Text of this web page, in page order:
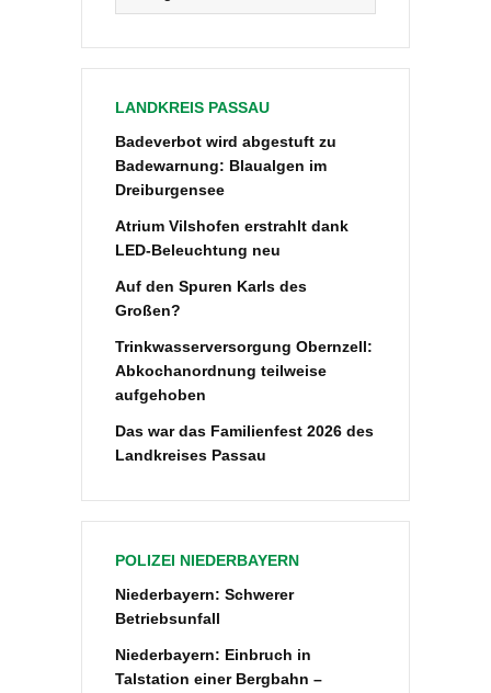
LANDKREIS PASSAU
Badeverbot wird abgestuft zu
Badewarnung: Blaualgen im
Dreiburgensee
Atrium Vilshofen erstrahlt dank
LED-Beleuchtung neu
Auf den Spuren Karls des
Großen?
Trinkwasserversorgung Obernzell:
Abkochanordnung teilweise
aufgehoben
Das war das Familienfest 2026 des
Landkreises Passau
POLIZEI NIEDERBAYERN
Niederbayern: Schwerer
Betriebsunfall
Niederbayern: Einbruch in
Talstation einer Bergbahn –